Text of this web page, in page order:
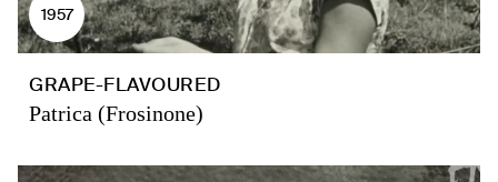
1957
GRAPE-FLAVOURED
Patrica (Frosinone)